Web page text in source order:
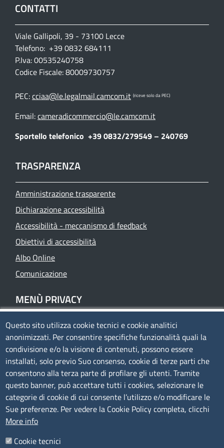
CONTATTI
Viale Gallipoli, 39 - 73100 Lecce
Telefono: +39 0832 684111
P.Iva: 00535240758
Codice Fiscale: 80009730757
PEC:cciaa@le.legalmail.camcom.it (riceve solo da PEC)
Email:cameradicommercio@le.camcom.it
Sportello telefonico +39 0832/279549 – 240769
TRASPARENZA
Amministrazione trasparente
Dichiarazione accessibilità
Accessibilità - meccanismo di feedback
Obiettivi di accessibilità
Albo Online
Comunicazione
MENÙ PRIVACY
Privacy
Cookie policy
Note legali
Mappa del sito
Accesso riservato
SEGUICI SU
Questo sito utilizza cookie tecnici e cookie analitici
anonimizzati. Per consentire specifiche funzionalità quali la
condivisione e/o la visione di contenuti, possono essere
installati, solo previo Suo consenso, cookie di terze parti che
consentono alla terza parte di profilare gli utenti. Tramite
questo banner, può accettare tutti i cookies, selezionare le
categorie di cookie di cui consente l’utilizzo e/o modificare le
Sue preferenze. Per vedere la Cookie Policy completa, clicchi
More info
Cookie tecnici